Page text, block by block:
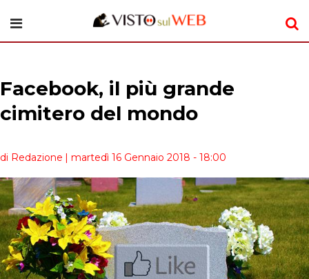
Facebook, il più grande
cimitero del mondo
di Redazione | martedì 16 Gennaio 2018 - 18:00